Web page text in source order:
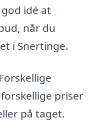
idé at
når du
i Snertinge.
Forskellige
priser
på taget.